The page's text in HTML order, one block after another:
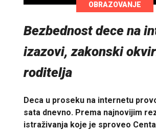
OBRAZOVANJE
Bezbednost dece na
izazovi, zakonski
roditelja
Deca u proseku na internetu
sata dnevno. Prema najnovijim
istraživanja koje je sproveo